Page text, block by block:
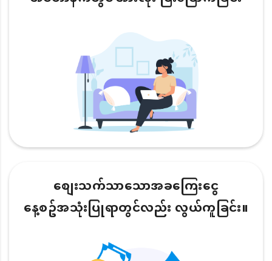
စျေးသက်သာသောအခကြေးငွေ
နေ့စဥ်အသုံးပြုရာတွင်လည်း လွယ်ကူခြင်း။